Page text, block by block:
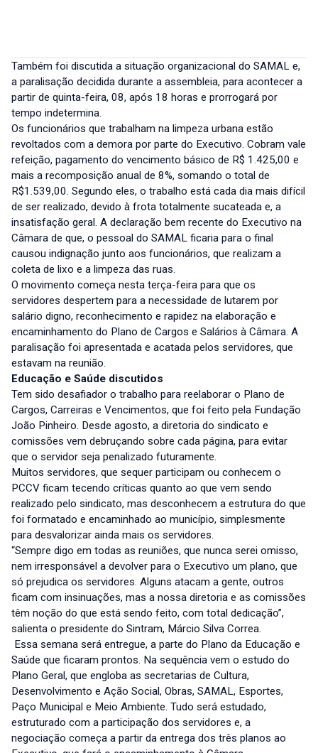
Também foi discutida a situação organizacional do SAMAL e,
a paralisação decidida durante a assembleia, para acontecer a
partir de quinta-feira, 08, após 18 horas e prorrogará por
tempo indetermina.
Os funcionários que trabalham na limpeza urbana estão
revoltados com a demora por parte do Executivo. Cobram vale
refeição, pagamento do vencimento básico de R$ 1.425,00 e
mais a recomposição anual de 8%, somando o total de
R$1.539,00. Segundo eles, o trabalho está cada dia mais difícil
de ser realizado, devido à frota totalmente sucateada e, a
insatisfação geral. A declaração bem recente do Executivo na
Câmara de que, o pessoal do SAMAL ficaria para o final
causou indignação junto aos funcionários, que realizam a
coleta de lixo e a limpeza das ruas.
O movimento começa nesta terça-feira para que os
servidores despertem para a necessidade de lutarem por
salário digno, reconhecimento e rapidez na elaboração e
encaminhamento do Plano de Cargos e Salários à Câmara. A
paralisação foi apresentada e acatada pelos servidores, que
estavam na reunião.
Educação e Saúde discutidos
Tem sido desafiador o trabalho para reelaborar o Plano de
Cargos, Carreiras e Vencimentos, que foi feito pela Fundação
João Pinheiro. Desde agosto, a diretoria do sindicato e
comissões vem debruçando sobre cada página, para evitar
que o servidor seja penalizado futuramente.
Muitos servidores, que sequer participam ou conhecem o
PCCV ficam tecendo críticas quanto ao que vem sendo
realizado pelo sindicato, mas desconhecem a estrutura do que
foi formatado e encaminhado ao município, simplesmente
para desvalorizar ainda mais os servidores.
“Sempre digo em todas as reuniões, que nunca serei omisso,
nem irresponsável a devolver para o Executivo um plano, que
só prejudica os servidores. Alguns atacam a gente, outros
ficam com insinuações, mas a nossa diretoria e as comissões
têm noção do que está sendo feito, com total dedicação”,
salienta o presidente do Sintram, Márcio Silva Correa.
Essa semana será entregue, a parte do Plano da Educação e
Saúde que ficaram prontos. Na sequência vem o estudo do
Plano Geral, que engloba as secretarias de Cultura,
Desenvolvimento e Ação Social, Obras, SAMAL, Esportes,
Paço Municipal e Meio Ambiente. Tudo será estudado,
estruturado com a participação dos servidores e, a
negociação começa a partir da entrega dos três planos ao